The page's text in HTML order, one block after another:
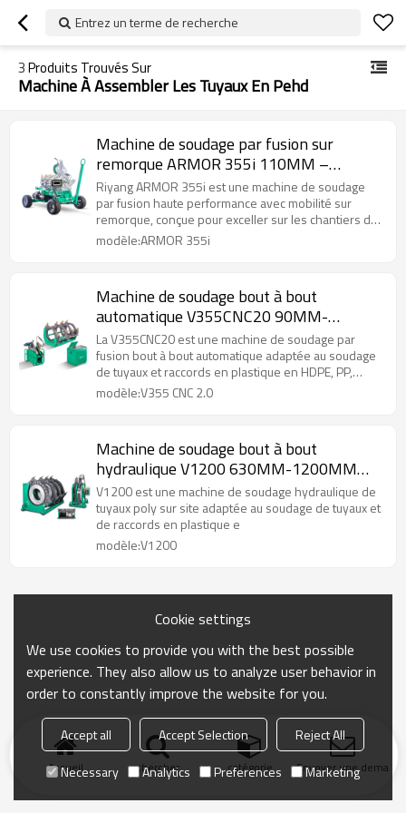
Entrez un terme de recherche
3Produits Trouvés Sur
Machine À Assembler Les Tuyaux En Pehd
Machine de soudage par fusion sur
remorque ARMOR 355i 110MM –
355MM (4" IPS – 14" IPS)
Riyang ARMOR 355i est une machine de soudage
par fusion haute performance avec mobilité sur
remorque, conçue pour exceller sur les chantiers de
construction.
modèle:ARMOR 355i
Machine de soudage bout à bout
automatique V355CNC20 90MM-
355MM (3" IPS - 14" IPS)
La V355CNC20 est une machine de soudage par
fusion bout à bout automatique adaptée au soudage
de tuyaux et raccords en plastique en HDPE, PP,
PVDF.
modèle:V355 CNC 2.0
Machine de soudage bout à bout
hydraulique V1200 630MM-1200MM
(24'' IPS - 48'' IPS)
V1200 est une machine de soudage hydraulique de
tuyaux poly sur site adaptée au soudage de tuyaux et
de raccords en plastique e
modèle:V1200
Accueil chercher catégorie Envoyer une
Cookie settings
We use cookies to provide you with the best possible
experience. They also allow us to analyze user behavior in
order to constantly improve the website for you.
Accept all Accept Selection
Reject All
Necessary
Analytics Preferences Marketing